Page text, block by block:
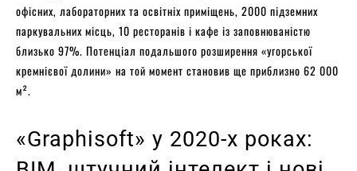
офісних, лабораторних та освітніх приміщень, 2000 підземних
паркувальних місць, 10 ресторанів і кафе із заповнюваністю
близько 97%. Потенціал подальшого розширення «угорської
кремнієвої долини» на той момент становив ще приблизно 62 000
м².
«Graphisoft» у 2020-х роках: